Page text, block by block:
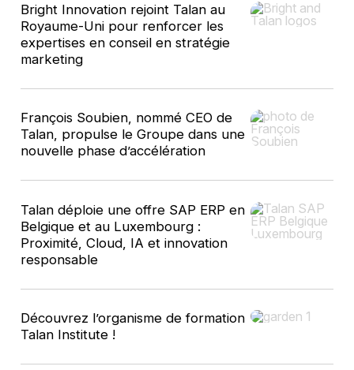
Bright Innovation rejoint Talan au
Royaume-Uni pour renforcer les
expertises en conseil en stratégie
marketing
François Soubien, nommé CEO de
Talan, propulse le Groupe dans une
nouvelle phase d’accélération
Talan déploie une offre SAP ERP en
Belgique et au Luxembourg :
Proximité, Cloud, IA et innovation
responsable
Découvrez l’organisme de formation
Talan Institute !